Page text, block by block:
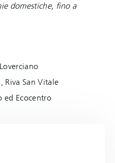
domestiche, fino a
Riva San Vitale
ed Ecocentro